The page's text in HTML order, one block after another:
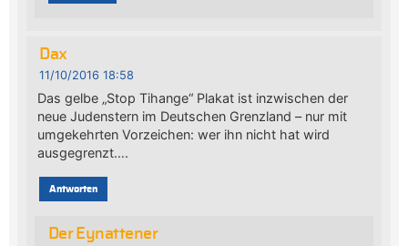
Dax
11/10/2016 18:58
Das gelbe „Stop Tihange“ Plakat ist inzwischen der
neue Judenstern im Deutschen Grenzland – nur mit
umgekehrten Vorzeichen: wer ihn nicht hat wird
ausgegrenzt….
Antworten
Der Eynattener